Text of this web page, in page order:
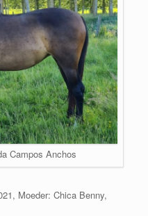
Campos Anchos
Moeder: Chica Benny,